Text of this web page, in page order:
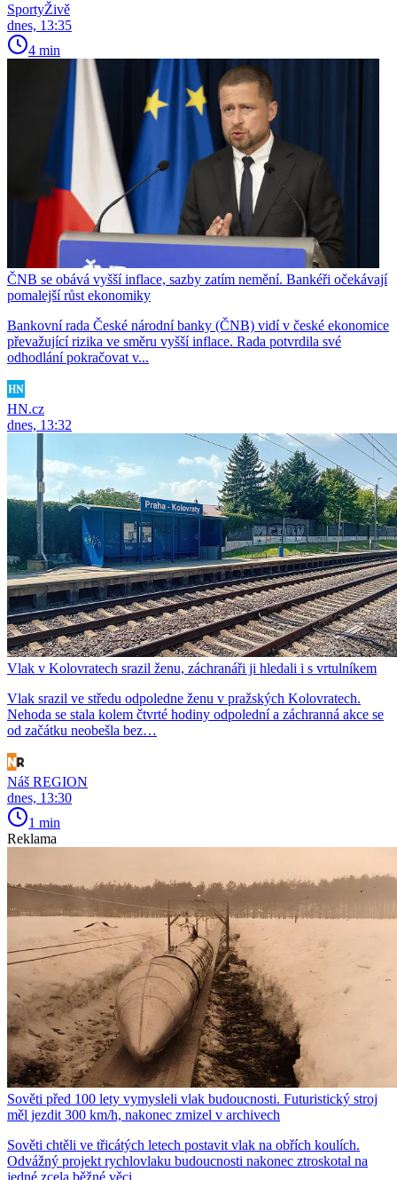
SportyŽivě
dnes, 13:35
4 min
ČNB se obává vyšší inflace, sazby zatím nemění. Bankéři očekávají
pomalejší růst ekonomiky
Bankovní rada České národní banky (ČNB) vidí v české ekonomice
převažující rizika ve směru vyšší inflace. Rada potvrdila své
odhodlání pokračovat v...
HN.cz
dnes, 13:32
Vlak v Kolovratech srazil ženu, záchranáři ji hledali i s vrtulníkem
Vlak srazil ve středu odpoledne ženu v pražských Kolovratech.
Nehoda se stala kolem čtvrté hodiny odpolední a záchranná akce se
od začátku neobešla bez…
Náš REGION
dnes, 13:30
1 min
Reklama
Sověti před 100 lety vymysleli vlak budoucnosti. Futuristický stroj
měl jezdit 300 km/h, nakonec zmizel v archivech
Sověti chtěli ve třicátých letech postavit vlak na obřích koulích.
Odvážný projekt rychlovlaku budoucnosti nakonec ztroskotal na
jedné zcela běžné věci.